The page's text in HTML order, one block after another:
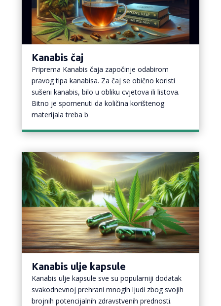
Kanabis čaj
Priprema Kanabis čaja započinje odabirom
pravog tipa kanabisa. Za čaj se obično koristi
sušeni kanabis, bilo u obliku cvjetova ili listova.
Bitno je spomenuti da količina korištenog
materijala treba b
Kanabis ulje kapsule
Kanabis ulje kapsule sve su popularniji dodatak
svakodnevnoj prehrani mnogih ljudi zbog svojih
brojnih potencijalnih zdravstvenih prednosti.